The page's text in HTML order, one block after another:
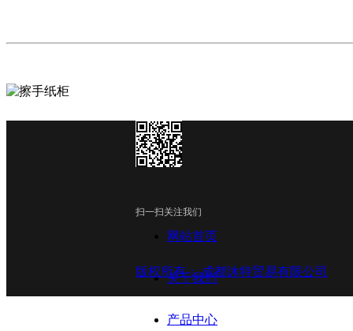
ENOCK 伊诺克，专注商用公共卫浴五金，提供公共
求。秉持集智慧于卫浴科技，智造美好生活的理念，
扫一扫关注我们
网站首页
关于我们
产品中心
版权所有： 成都沐特贸易有限公司